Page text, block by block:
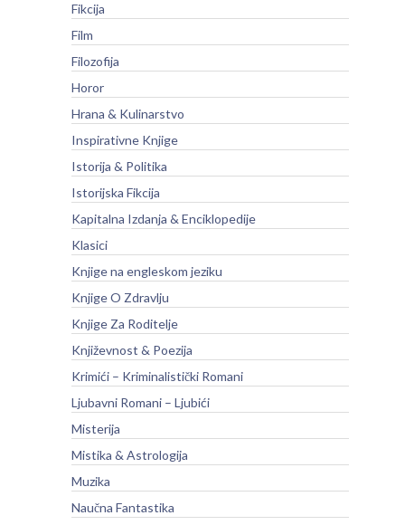
Fikcija
Film
Filozofija
Horor
Hrana & Kulinarstvo
Inspirativne Knjige
Istorija & Politika
Istorijska Fikcija
Kapitalna Izdanja & Enciklopedije
Klasici
Knjige na engleskom jeziku
Knjige O Zdravlju
Knjige Za Roditelje
Književnost & Poezija
Krimići – Kriminalistički Romani
Ljubavni Romani – Ljubići
Misterija
Mistika & Astrologija
Muzika
Naučna Fantastika